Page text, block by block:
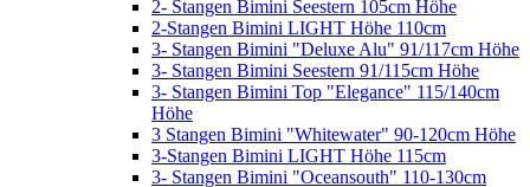
2- Stangen Bimini Seestern 105cm Höhe
2-Stangen Bimini LIGHT Höhe 110cm
3- Stangen Bimini "Deluxe Alu" 91/117cm Höhe
3- Stangen Bimini Seestern 91/115cm Höhe
3- Stangen Bimini Top "Elegance" 115/140cm
Höhe
3 Stangen Bimini "Whitewater" 90-120cm Höhe
3-Stangen Bimini LIGHT Höhe 115cm
3- Stangen Bimini "Oceansouth" 110-130cm